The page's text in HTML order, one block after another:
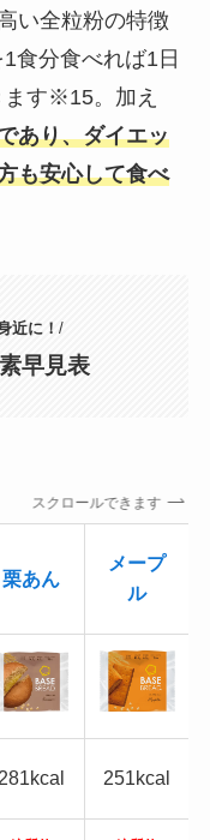
い全粒粉の特徴
食分食べれば1日
す※15。加え
あり、ダイエッ
も安心して食べ
近に！ /
早見表
スクロールできます
栗あん
メープ
ル
281kcal 251kcal